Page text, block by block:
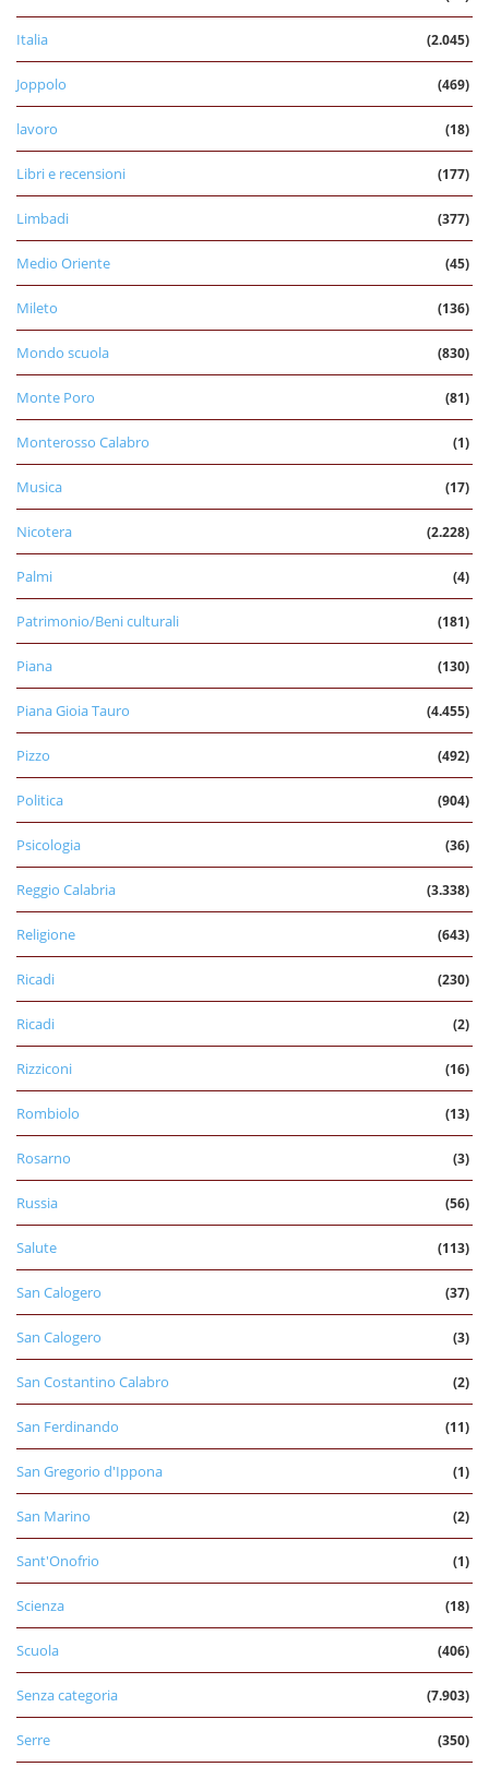
Italia (2.045)
Joppolo (469)
lavoro (18)
Libri e recensioni (177)
Limbadi (377)
Medio Oriente (45)
Mileto (136)
Mondo scuola (830)
Monte Poro (81)
Monterosso Calabro (1)
Musica (17)
Nicotera (2.228)
Palmi (4)
Patrimonio/Beni culturali (181)
Piana (130)
Piana Gioia Tauro (4.455)
Pizzo (492)
Politica (904)
Psicologia (36)
Reggio Calabria (3.338)
Religione (643)
Ricadi (230)
Ricadi (2)
Rizziconi (16)
Rombiolo (13)
Rosarno (3)
Russia (56)
Salute (113)
San Calogero (37)
San Calogero (3)
San Costantino Calabro (2)
San Ferdinando (11)
San Gregorio d'Ippona (1)
San Marino (2)
Sant'Onofrio (1)
Scienza (18)
Scuola (406)
Senza categoria (7.903)
Serre (350)